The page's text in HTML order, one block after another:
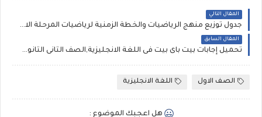
المقال التالي
جدول توزيع منهج الرياضيات والخطة الزمنية لرياضيات المرحلة الاعدادية 2019 , نسخة الوزارة
المقال السابق
تحميل إجابات بيت باى بيت فى اللغة الانجليزية,الصف الثانى الثانوى نسخة 2019
الصف الاول اللغة الانجليزية
هل اعجبك الموضوع :